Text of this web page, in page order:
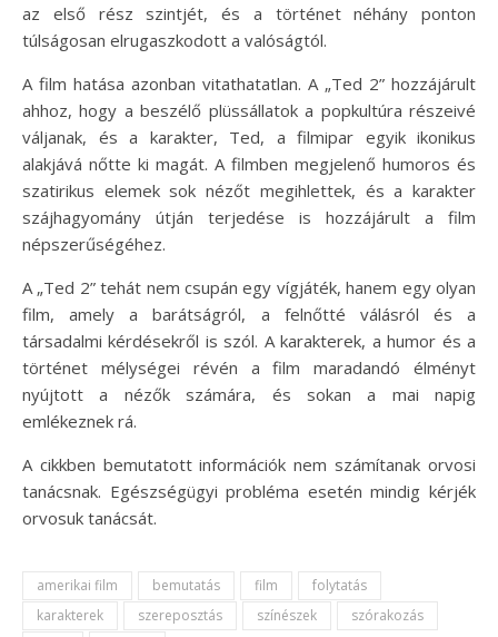
az első rész szintjét, és a történet néhány ponton
túlságosan elrugaszkodott a valóságtól.
A film hatása azonban vitathatatlan. A „Ted 2” hozzájárult
ahhoz, hogy a beszélő plüssállatok a popkultúra részeivé
váljanak, és a karakter, Ted, a filmipar egyik ikonikus
alakjává nőtte ki magát. A filmben megjelenő humoros és
szatirikus elemek sok nézőt megihlettek, és a karakter
szájhagyomány útján terjedése is hozzájárult a film
népszerűségéhez.
A „Ted 2” tehát nem csupán egy vígjáték, hanem egy olyan
film, amely a barátságról, a felnőtté válásról és a
társadalmi kérdésekről is szól. A karakterek, a humor és a
történet mélységei révén a film maradandó élményt
nyújtott a nézők számára, és sokan a mai napig
emlékeznek rá.
A cikkben bemutatott információk nem számítanak orvosi
tanácsnak. Egészségügyi probléma esetén mindig kérjék
orvosuk tanácsát.
amerikai film bemutatás film
folytatás
karakterek
szereposztás színészek
szórakozás